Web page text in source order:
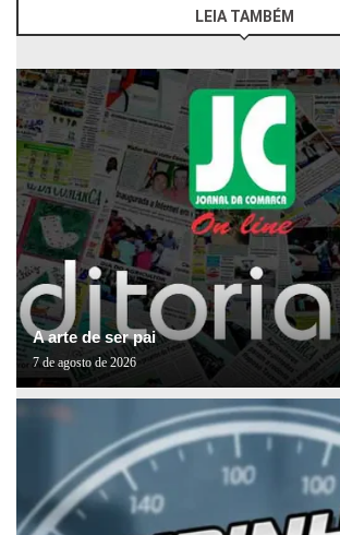
LEIA TAMBÉM
A arte de ser pai
7 de agosto de 2026